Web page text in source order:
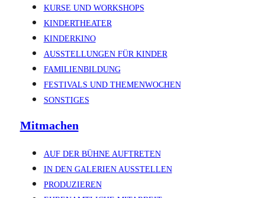
KURSE UND WORKSHOPS
KINDERTHEATER
KINDERKINO
AUSSTELLUNGEN FÜR KINDER
FAMILIENBILDUNG
FESTIVALS UND THEMENWOCHEN
SONSTIGES
Mitmachen
AUF DER BÜHNE AUFTRETEN
IN DEN GALERIEN AUSSTELLEN
PRODUZIEREN